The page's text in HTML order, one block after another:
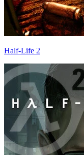
Half-Life 2